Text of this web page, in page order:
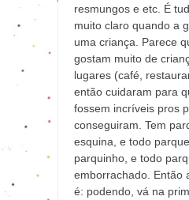
resmungos e etc. É
muito claro quando a
uma criança. Parece
gostam muito de
lugares (café,
então cuidaram para
fossem incríveis pros
conseguiram. Tem
esquina, e todo
parquinho, e todo
emborrachado. Então
é: podendo, vá na